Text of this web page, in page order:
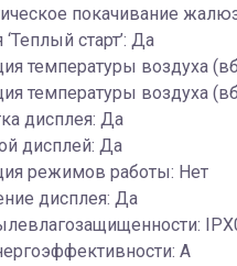
покачивание
старт’: Да
температуры воздуха
температуры воздуха
дисплея: Да
дисплей: Да
режимов работы: Нет
дисплея: Да
A